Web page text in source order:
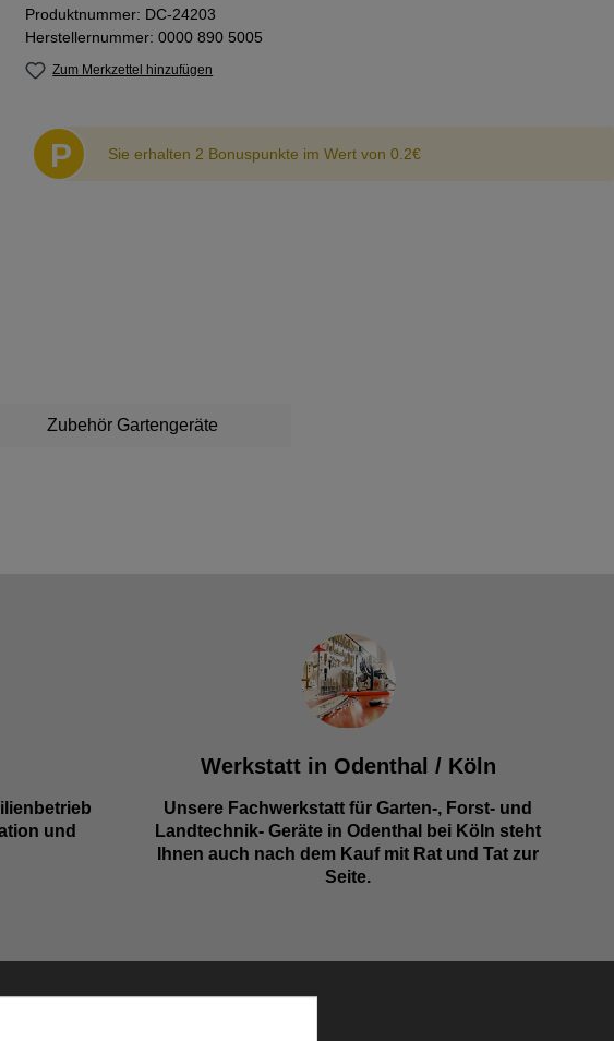
Produktnummer: DC-24203
Herstellernummer: 0000 890 5005
Zum Merkzettel hinzufügen
P Sie erhalten 2 Bonuspunkte im Wert von 0.2€
Zubehör Gartengeräte
und
Werkstatt in Odenthal / Köln
Unsere Fachwerkstatt für Garten-, Forst- und
Landtechnik- Geräte in Odenthal bei Köln steht
Ihnen auch nach dem Kauf mit Rat und Tat zur
Seite.